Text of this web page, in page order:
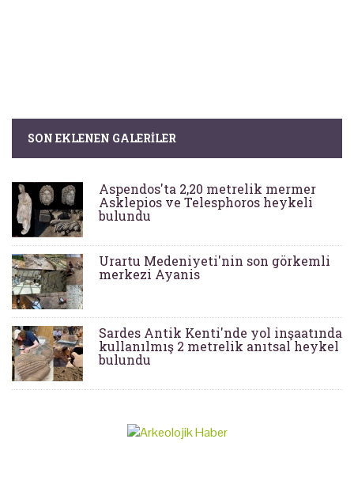
SON EKLENEN GALERILER
Aspendos'ta 2,20 metrelik mermer
Asklepios ve Telesphoros heykeli
bulundu
Urartu Medeniyeti'nin son görkemli
merkezi Ayanis
Sardes Antik Kenti'nde yol inşaatında
kullanılmış 2 metrelik anıtsal heykel
bulundu